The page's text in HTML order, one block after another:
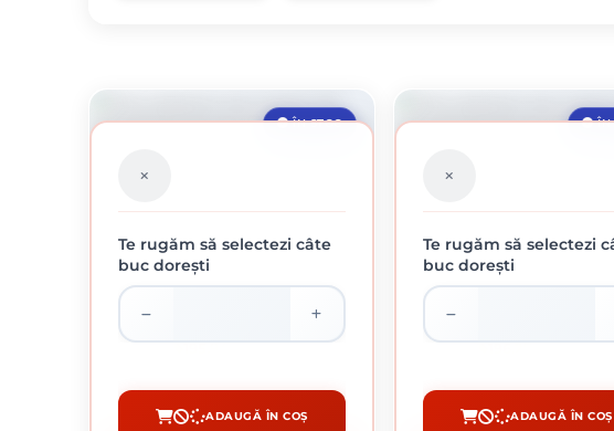
ÎN STOC
ROLE ABRAZIVE PE SUPORT DE PÂNZĂ
195.94 lei / buc
Te rugăm să selectezi câte
buc dorești
ADAUGĂ ÎN COȘ
ÎN
ROLE ABRAZIVE PE SUPORT DE
196.27 lei / buc
Te rugăm să selectezi
buc dorești
ADAUGĂ ÎN COȘ